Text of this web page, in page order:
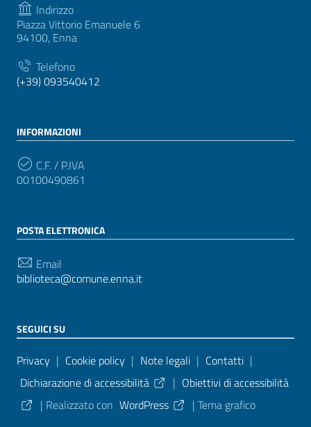
Indirizzo
Piazza Vittorio Emanuele 6
94100, Enna
Telefono
(+39) 093540412
INFORMAZIONI
C.F. / P.IVA
00100490861
POSTA ELETTRONICA
Email
biblioteca@comune.enna.it
SEGUICI SU
Sezione Link Utili
Privacy | Cookie policy | Note legali | Contatti |
Dichiarazione di accessibilità
| Obiettivi di accessibilità
| Realizzato con WordPress | Tema grafico